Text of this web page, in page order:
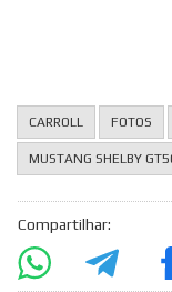
CARROLL FOTOS
MUSTANG SHELBY
Compartilhar: